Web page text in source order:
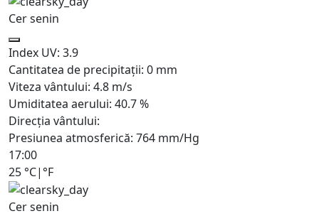
Cer senin
Index UV: 3.9
Cantitatea de precipitații: 0 mm
Viteza vântului: 4.8 m/s
Umiditatea aerului: 40.7%
Direcția vântului:
Presiunea atmosferică: 764 mm/Hg
17:00
25 °C| °F
Cer senin